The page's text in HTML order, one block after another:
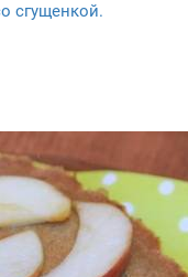
сгущенкой.